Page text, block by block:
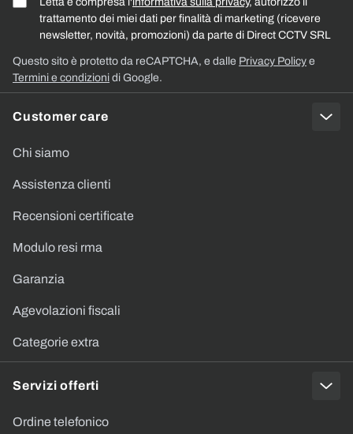
Customer care
Chi siamo
Assistenza clienti
Recensioni certificate
Modulo resi rma
Garanzia
Agevolazioni fiscali
Categorie extra
Servizi offerti
Ordine telefonico
trattamento dei miei dati per finalità di marketing (ricevere
newsletter, novità, promozioni) da parte di Direct CCTV SRL
Questo sito è protetto da reCAPTCHA, e dalle Privacy Policy e
Termini e condizioni di Google.